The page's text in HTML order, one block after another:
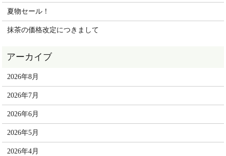
夏物セール！
抹茶の価格改定につきまして
2026年8月
2026年7月
2026年6月
2026年5月
2026年4月